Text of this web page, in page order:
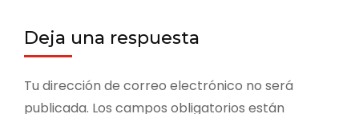
Deja una respuesta
Tu dirección de correo electrónico no será
publicada. Los campos obligatorios están